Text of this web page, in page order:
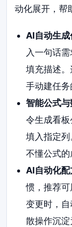
动化展开，帮
AI自动生成
入一句话
填充描述
手动建任务
智能公式与
令生成看
填入指定列
不懂公式的
AI自动化配
惯，推荐
变更时，
散操作沉淀